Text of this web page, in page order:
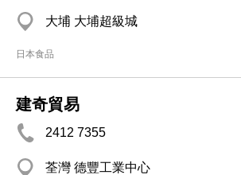
大埔 大埔超級城
日本食品
建奇貿易
2412 7355
荃灣 德豐工業中心